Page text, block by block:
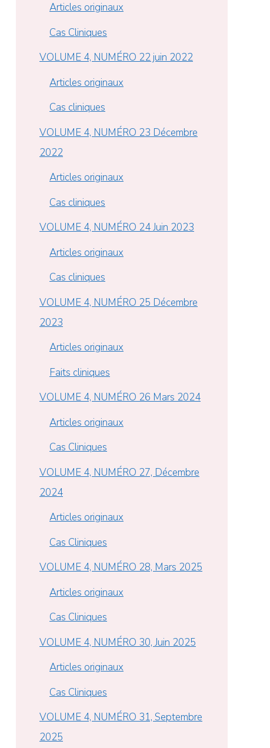
Articles originaux
Cas Cliniques
VOLUME 4, NUMÉRO 22 juin 2022
Articles originaux
Cas cliniques
VOLUME 4, NUMÉRO 23 Décembre
2022
Articles originaux
Cas cliniques
VOLUME 4, NUMÉRO 24 Juin 2023
Articles originaux
Cas cliniques
VOLUME 4, NUMÉRO 25 Décembre
2023
Articles originaux
Faits cliniques
VOLUME 4, NUMÉRO 26 Mars 2024
Articles originaux
Cas Cliniques
VOLUME 4, NUMÉRO 27, Décembre
2024
Articles originaux
Cas Cliniques
VOLUME 4, NUMÉRO 28, Mars 2025
Articles originaux
Cas Cliniques
VOLUME 4, NUMÉRO 30, Juin 2025
Articles originaux
Cas Cliniques
VOLUME 4, NUMÉRO 31, Septembre
2025